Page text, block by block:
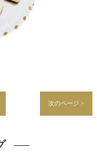
次のページ >